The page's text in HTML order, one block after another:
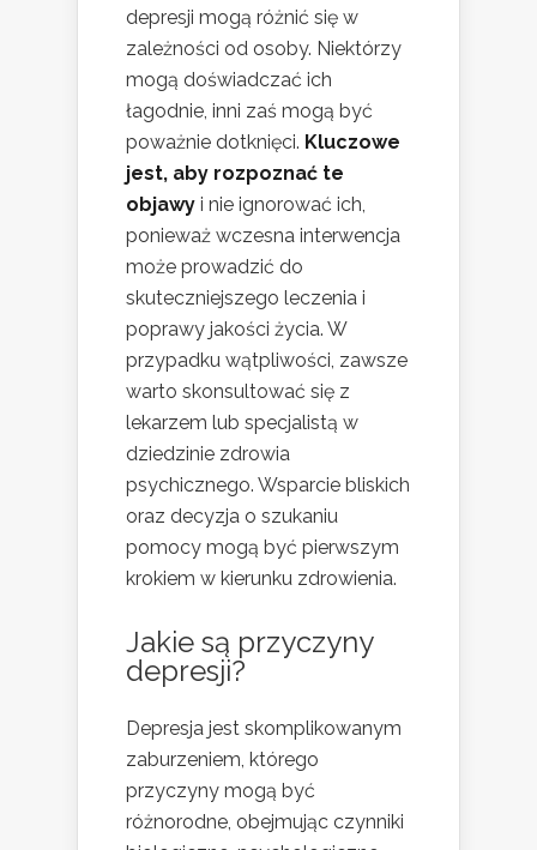
depresji mogą różnić się w
zależności od osoby. Niektórzy
mogą doświadczać ich
łagodnie, inni zaś mogą być
poważnie dotknięci. Kluczowe
jest, aby rozpoznać te
objawy i nie ignorować ich,
ponieważ wczesna interwencja
może prowadzić do
skuteczniejszego leczenia i
poprawy jakości życia. W
przypadku wątpliwości, zawsze
warto skonsultować się z
lekarzem lub specjalistą w
dziedzinie zdrowia
psychicznego. Wsparcie bliskich
oraz decyzja o szukaniu
pomocy mogą być pierwszym
krokiem w kierunku zdrowienia.
Jakie są przyczyny
depresji?
Depresja jest skomplikowanym
zaburzeniem, którego
przyczyny mogą być
różnorodne, obejmując czynniki